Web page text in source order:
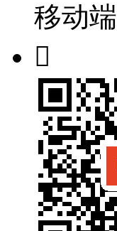
移动端
